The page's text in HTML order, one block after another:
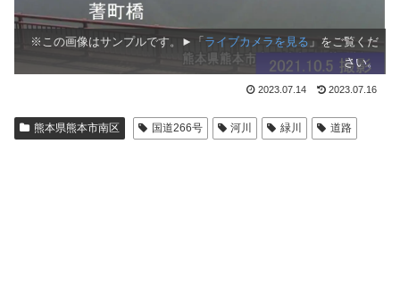
※この画像はサンプルです。►「 ライブカメラを見る 」をご覧くだ
さい。
2023.07.14 2023.07.16
熊本県熊本市南区 国道266号 河川 緑川 道路